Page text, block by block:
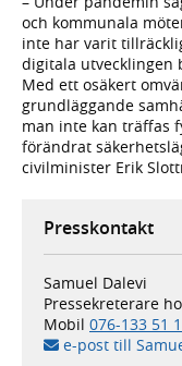
och kommunala
inte har varit
digitala utvecklingen
Med ett osäkert
grundläggande
man inte kan träffas
förändrat
civilminister Erik
Presskontakt
Samuel Dalevi
Pressekreterare
Mobil 076-133 51
e-post till